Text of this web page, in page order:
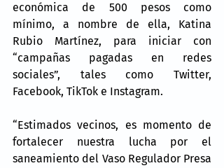
económica de 500 pesos como
mínimo, a nombre de ella, Katina
Rubio Martínez, para iniciar con
“campañas pagadas en redes
sociales”, tales como Twitter,
Facebook, TikTok e Instagram.
“Estimados vecinos, es momento de
fortalecer nuestra lucha por el
saneamiento del Vaso Regulador Presa